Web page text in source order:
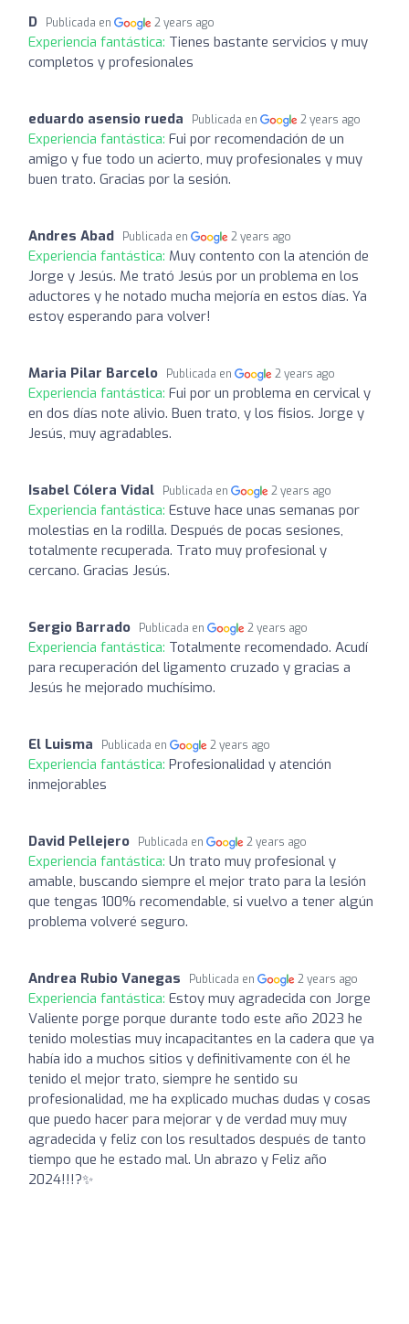
D Publicada en 2 years ago
Experiencia fantástica: Tienes bastante servicios y muy
completos y profesionales
eduardo asensio rueda Publicada en 2 years ago
Experiencia fantástica: Fui por recomendación de un
amigo y fue todo un acierto, muy profesionales y muy
buen trato. Gracias por la sesión.
Andres Abad Publicada en 2 years ago
Experiencia fantástica: Muy contento con la atención de
Jorge y Jesús. Me trató Jesús por un problema en los
aductores y he notado mucha mejoría en estos días. Ya
estoy esperando para volver!
Maria Pilar Barcelo Publicada en 2 years ago
Experiencia fantástica: Fui por un problema en cervical y
en dos días note alivio. Buen trato, y los fisios. Jorge y
Jesús, muy agradables.
Isabel Cólera Vidal Publicada en 2 years ago
Experiencia fantástica: Estuve hace unas semanas por
molestias en la rodilla. Después de pocas sesiones,
totalmente recuperada. Trato muy profesional y
cercano. Gracias Jesús.
Sergio Barrado Publicada en 2 years ago
Experiencia fantástica: Totalmente recomendado. Acudí
para recuperación del ligamento cruzado y gracias a
Jesús he mejorado muchísimo.
El Luisma Publicada en 2 years ago
Experiencia fantástica: Profesionalidad y atención
inmejorables
David Pellejero Publicada en 2 years ago
Experiencia fantástica: Un trato muy profesional y
amable, buscando siempre el mejor trato para la lesión
que tengas 100% recomendable, si vuelvo a tener algún
problema volveré seguro.
Andrea Rubio Vanegas Publicada en 2 years ago
Experiencia fantástica: Estoy muy agradecida con Jorge
Valiente porge porque durante todo este año 2023 he
tenido molestias muy incapacitantes en la cadera que ya
había ido a muchos sitios y definitivamente con él he
tenido el mejor trato, siempre he sentido su
profesionalidad, me ha explicado muchas dudas y cosas
que puedo hacer para mejorar y de verdad muy muy
agradecida y feliz con los resultados después de tanto
tiempo que he estado mal. Un abrazo y Feliz año
2024!!!?✨